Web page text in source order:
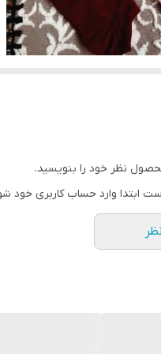
نظر خود را بنویسید.
ابتدا وارد حساب کاربری خود